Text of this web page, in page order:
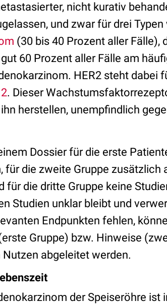
nicht kurativ
und zwar für drei
(30 bis 40 Prozent aller Fälle),
60 Prozent aller Fälle am
HER2 steht dabei
. Dieser
herstellen, unempfindlich
Dossier für die erste
für die zweite Gruppe zusätzlich
für die dritte Gruppe keine
Studien unklar bleibt und
Endpunkten fehlen,
Gruppe) bzw. Hinweise
abgeleitet werden.
der Speiseröhre ist